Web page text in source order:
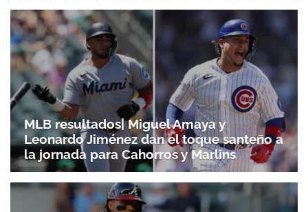
MLB resultados| Miguel Amaya y
Leonardo Jiménez dan el toque santeño a
la jornada para Cahorros y Marlins